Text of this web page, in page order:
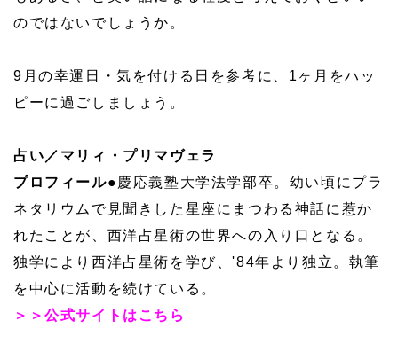
のではないでしょうか。
9月の幸運日・気を付ける日を参考に、1ヶ月をハッ
ピーに過ごしましょう。
占い／マリィ・プリマヴェラ
プロフィール● 慶応義塾大学法学部卒。幼い頃にプラ
ネタリウムで見聞きした星座にまつわる神話に惹か
れたことが、西洋占星術の世界への入り口となる。
独学により西洋占星術を学び、'84年より独立。執筆
を中心に活動を続けている。
＞＞公式サイトはこちら